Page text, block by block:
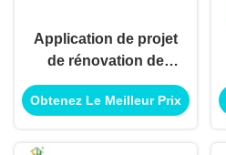
Application de projet
de rénovation de
bâtiment de maison
de panneau mural
Obtenez Le Meilleur Prix